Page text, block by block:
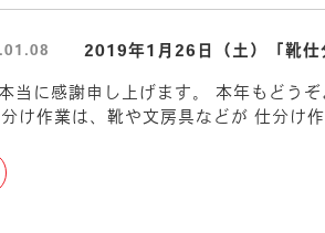
2019年1月26日（土）「靴仕
当に感謝申し上げます。 本年もどう
け作業は、靴や文房具などが 仕分け